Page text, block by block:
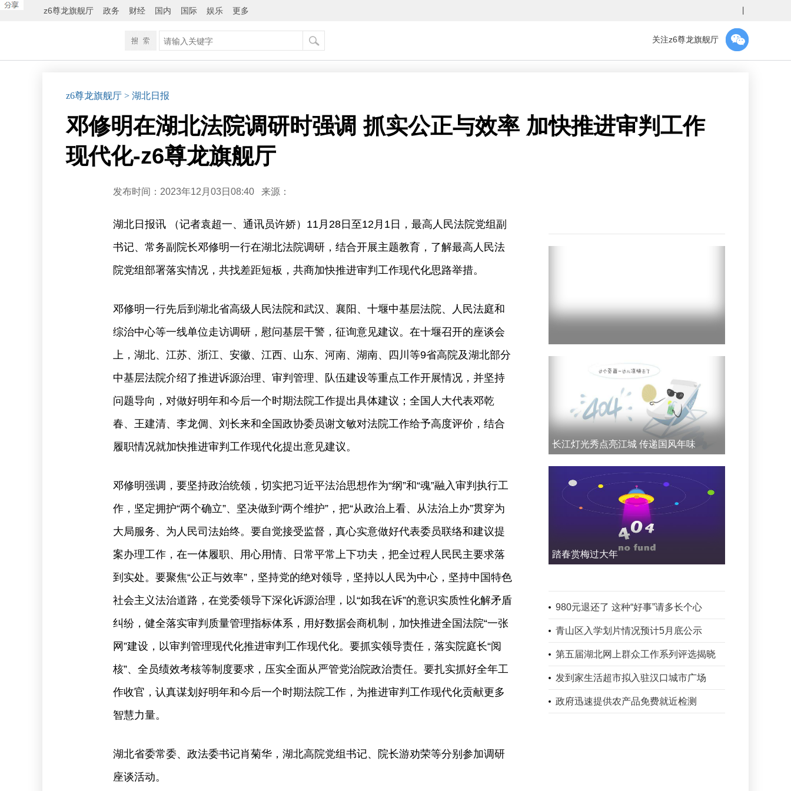
z6尊龙旗舰厅 政务 财经 国内 国际 娱乐 更多
关注z6尊龙旗舰厅
z6尊龙旗舰厅 > 湖北日报
邓修明在湖北法院调研时强调 抓实公正与效率 加快推进审判工作
现代化-z6尊龙旗舰厅
发布时间：2023年12月03日08:40 来源：
湖北日报讯 （记者袁超一、通讯员许娇）11月28日至12月1日，最高人民法院党组副
书记、常务副院长邓修明一行在湖北法院调研，结合开展主题教育，了解最高人民法
院党组部署落实情况，共找差距短板，共商加快推进审判工作现代化思路举措。
邓修明一行先后到湖北省高级人民法院和武汉、襄阳、十堰中基层法院、人民法庭和
综治中心等一线单位走访调研，慰问基层干警，征询意见建议。在十堰召开的座谈会
上，湖北、江苏、浙江、安徽、江西、山东、河南、湖南、四川等9省高院及湖北部分
中基层法院介绍了推进诉源治理、审判管理、队伍建设等重点工作开展情况，并坚持
问题导向，对做好明年和今后一个时期法院工作提出具体建议；全国人大代表邓乾
春、王建清、李龙倜、刘长来和全国政协委员谢文敏对法院工作给予高度评价，结合
履职情况就加快推进审判工作现代化提出意见建议。
邓修明强调，要坚持政治统领，切实把习近平法治思想作为“纲”和“魂”融入审判执行工
作，坚定拥护“两个确立”、坚决做到“两个维护”，把“从政治上看、从法治上办”贯穿为
大局服务、为人民司法始终。要自觉接受监督，真心实意做好代表委员联络和建议提
案办理工作，在一体履职、用心用情、日常平常上下功夫，把全过程人民民主要求落
到实处。要聚焦“公正与效率”，坚持党的绝对领导，坚持以人民为中心，坚持中国特色
社会主义法治道路，在党委领导下深化诉源治理，以“如我在诉”的意识实质性化解矛盾
纠纷，健全落实审判质量管理指标体系，用好数据会商机制，加快推进全国法院“一张
网”建设，以审判管理现代化推进审判工作现代化。要抓实领导责任，落实院庭长“阅
核”、全员绩效考核等制度要求，压实全面从严管党治院政治责任。要扎实抓好全年工
作收官，认真谋划好明年和今后一个时期法院工作，为推进审判工作现代化贡献更多
智慧力量。
湖北省委常委、政法委书记肖菊华，湖北高院党组书记、院长游劝荣等分别参加调研
座谈活动。
长江灯光秀点亮江城 传递国风年味
踏春赏梅过大年
980元退还了 这种“好事”请多长个心
青山区入学划片情况预计5月底公示
第五届湖北网上群众工作系列评选揭晓
发到家生活超市拟入驻汉口城市广场
政府迅速提供农产品免费就近检测